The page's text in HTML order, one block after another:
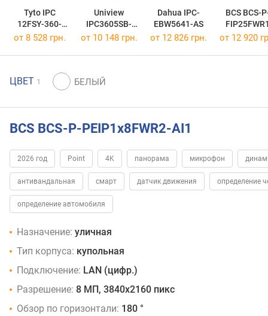
Tyto IPC
12FSY-360-
W1S-10
Uniview
IPC3605SB-
ADF16KM-I0
Dahua IPC-
EBW5641-AS
BCS BCS-
от 8 528 грн. от 10 148 грн. от 12 826 грн. от 12 920
ЦВЕТ 1
BCS BCS-P-PEIP1x8FWR2-AI1
2026 год Point 4K панорама микрофон
антивандальная смарт датчик движения определение
определение автомобиля
Назначение: уличная
Тип корпуса: купольная
Подключение: LAN (цифр.)
Разрешение: 8 МП, 3840x2160 пикс
Обзор по горизонтали: 180 °